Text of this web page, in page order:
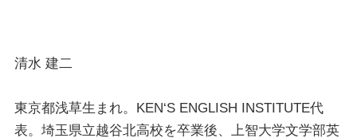
清水 建二
東京都浅草生まれ。KEN‘S ENGLISH INSTITUTE代
表。埼玉県立越谷北高校を卒業後、上智大学文学部英